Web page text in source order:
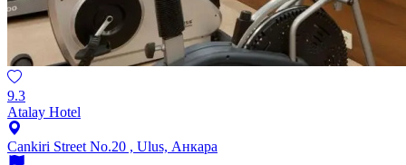
9.3
Atalay Hotel
Cankiri Street No.20 , Ulus, Анкара